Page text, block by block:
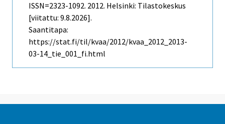
ISSN=2323-1092. 2012. Helsinki: Tilastokeskus
[viitattu: 9.8.2026].
Saantitapa:
https://stat.fi/til/kvaa/2012/kvaa_2012_2013-
03-14_tie_001_fi.html